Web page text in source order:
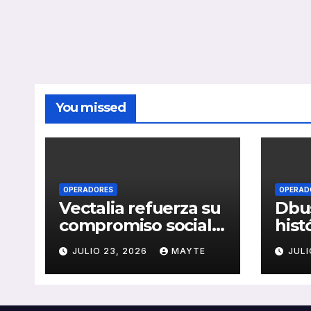
You missed
OPERADORES
Vectalia refuerza su
compromiso social y
medioambiental
con la publicación
de su Memoria de
JULIO 23, 2026 MAYTE
del